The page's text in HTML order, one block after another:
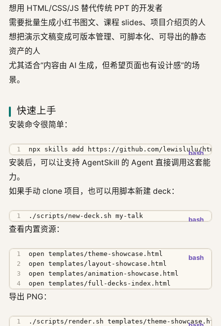
想用 HTML/CSS/JS 替代传统 PPT 的开发者
需要批量生成小红书图文、课程 slides、项目介绍页的人
想把演示文稿变成可版本管理、可脚本化、可导出的静态
资产的人
尤其适合“内容由 AI 生成，但希望页面也有设计感”的场
景。
快速上手
安装命令很简单：
npx skills add https://github.com/lewislulu/
安装后，可以让支持 AgentSkill 的 Agent 直接调用这套能
力。
如果手动 clone 项目，也可以用脚本新建 deck：
./scripts/new-deck.sh my-talk
查看内置资源：
open templates/full-decks-index.html
导出 PNG：